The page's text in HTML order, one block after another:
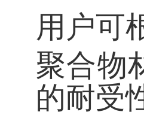
用户可
聚合物
的耐受